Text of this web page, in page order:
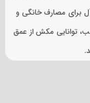
برای مصارف خانگی و
توانایی مکش از عمق